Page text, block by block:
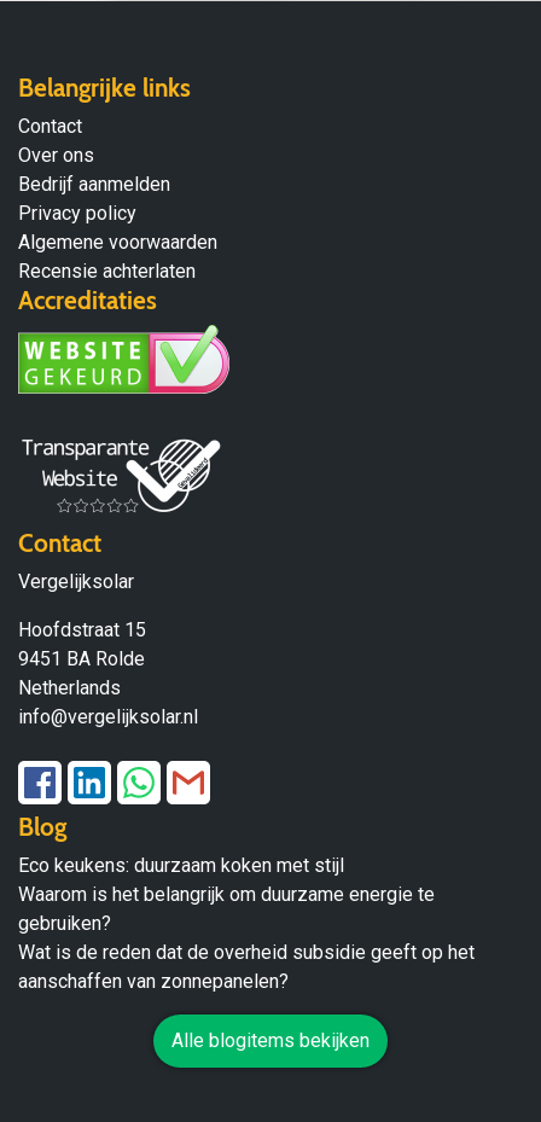
Belangrijke links
Contact
Over ons
Bedrijf aanmelden
Privacy policy
Algemene voorwaarden
Recensie achterlaten
Accreditaties
Contact
Vergelijksolar
Hoofdstraat 15
9451 BA Rolde
Netherlands
info@vergelijksolar.nl
Blog
Eco keukens: duurzaam koken met stijl
Waarom is het belangrijk om duurzame energie te
gebruiken?
Wat is de reden dat de overheid subsidie geeft op het
aanschaffen van zonnepanelen?
Alle blogitems bekijken